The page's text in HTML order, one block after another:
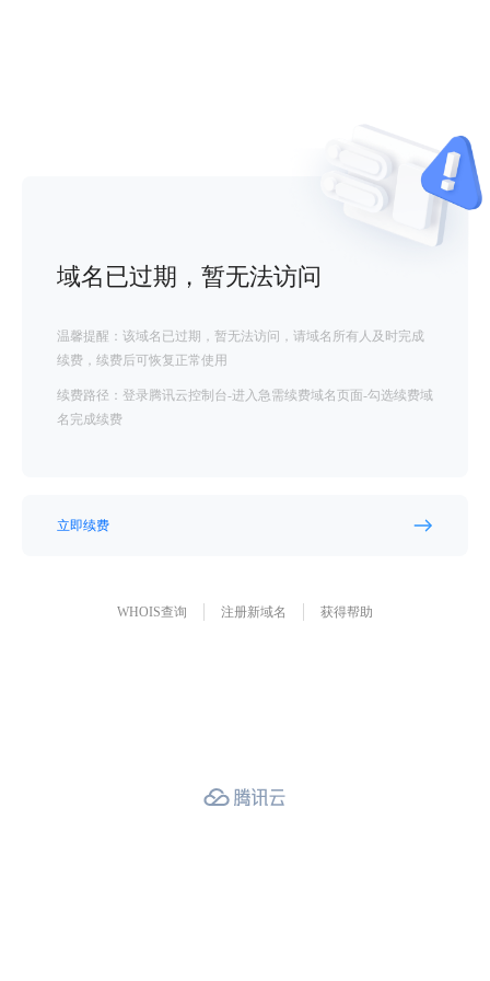
域名已过期，暂无法访问
温馨提醒：该域名已过期，暂无法访问，请域名所有人及时完成
续费，续费后可恢复正常使用
续费路径：登录腾讯云控制台-进入急需续费域名页面-勾选续费域
名完成续费
立即续费
WHOIS查询 注册新域名 获得帮助